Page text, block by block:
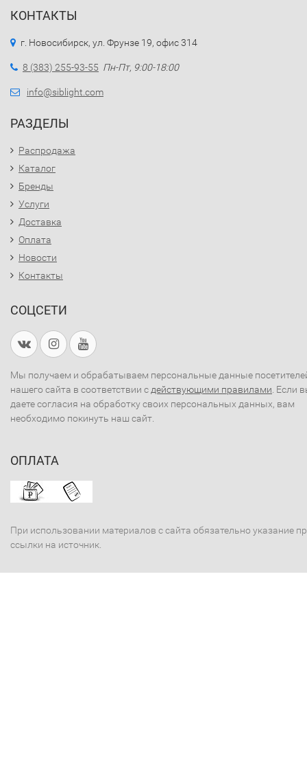
КОНТАКТЫ
г. Новосибирск, ул. Фрунзе 19, офис 314
8 (383) 255-93-55 Пн-Пт, 9:00-18:00
info@siblight.com
РАЗДЕЛЫ
Распродажа
Каталог
Бренды
Услуги
Доставка
Оплата
Новости
Контакты
СОЦСЕТИ
Мы получаем и обрабатываем персональные данные
нашего сайта в соответствии с действующими правилами . Если
даете согласия на обработку своих персональных данных, вам
необходимо покинуть наш сайт.
ОПЛАТА
При использовании материалов с сайта обязательно указание
ссылки на источник.